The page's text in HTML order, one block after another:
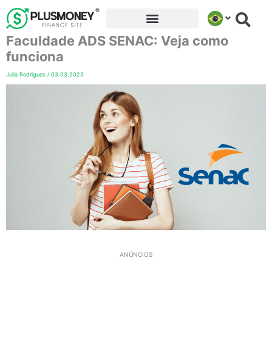
para
conteúdo
Faculdade ADS SENAC: Veja como
funciona
Julia Rodrigues / 03.03.2023
ANÚNCIOS